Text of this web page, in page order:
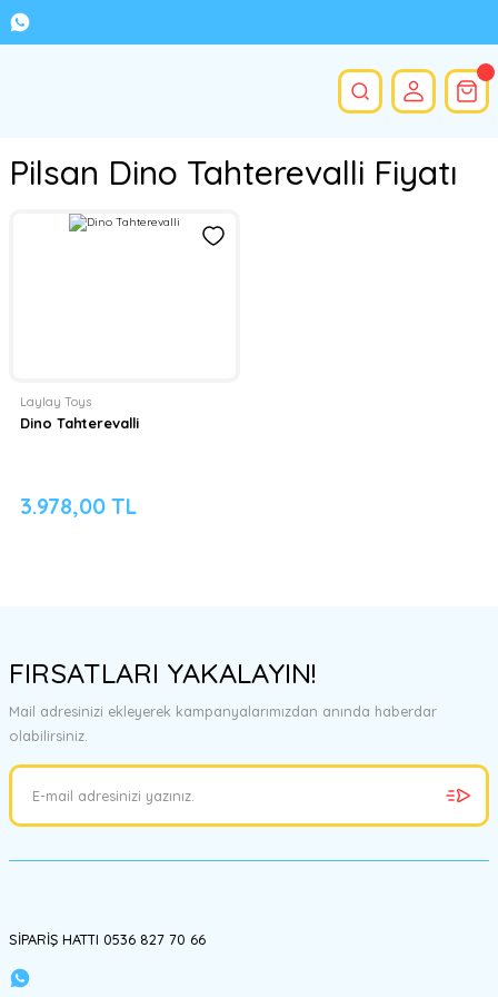
Pilsan Dino Tahterevalli Fiyatı
Laylay Toys
Dino Tahterevalli
3.978,00 TL
FIRSATLARI YAKALAYIN!
Mail adresinizi ekleyerek kampanyalarımızdan anında haberdar
olabilirsiniz.
SİPARİŞ HATTI 0536 827 70 66